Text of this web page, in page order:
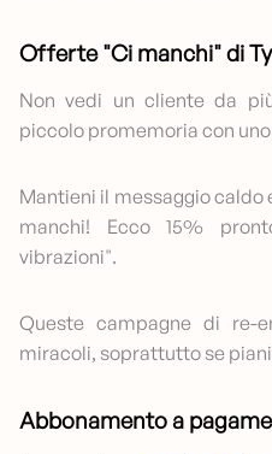
Offerte "Ci manchi" di
Non vedi un cliente da
piccolo promemoria con
Mantieni il messaggio caldo
manchi! Ecco 15%
vibrazioni".
Queste campagne di re-
miracoli, soprattutto se
Abbonamento a